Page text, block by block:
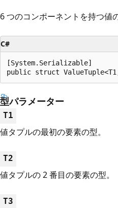
6 つのコンポーネントを持つ値
C#
[System.Serializable]
public struct
型パラメーター
T1
値タプルの最初の要素の型。
T2
値タプルの 2 番目の要素の型。
T3